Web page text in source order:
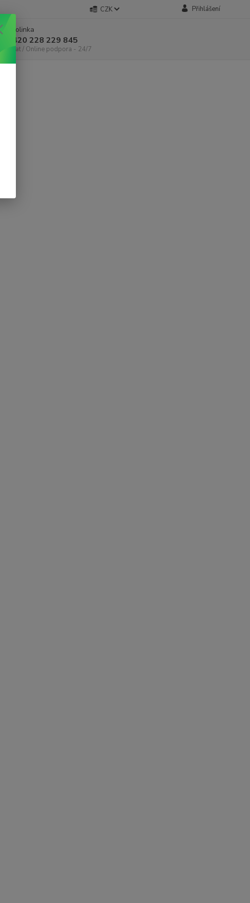
CZK Přihlášení
Infolinka
+420 228 229 845
Chat / Online podpora - 24/7